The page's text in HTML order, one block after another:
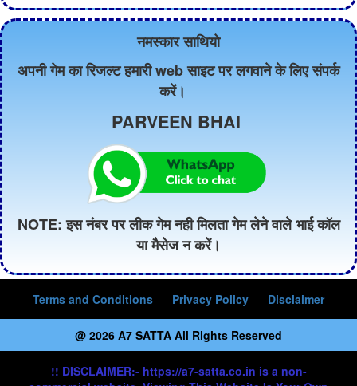
नमस्कार साथियो
अपनी गेम का रिजल्ट हमारी web साइट पर लगवाने के लिए संपर्क
करें।
PARVEEN BHAI
NOTE: इस नंबर पर लीक गेम नही मिलता गेम लेने वाले भाई कॉल
या मैसेज न करें।
Terms and Conditions Privacy Policy Disclaimer
@ 2026 A7 SATTA All Rights Reserved
!! DISCLAIMER:- https://a7-satta.co.in is a non-